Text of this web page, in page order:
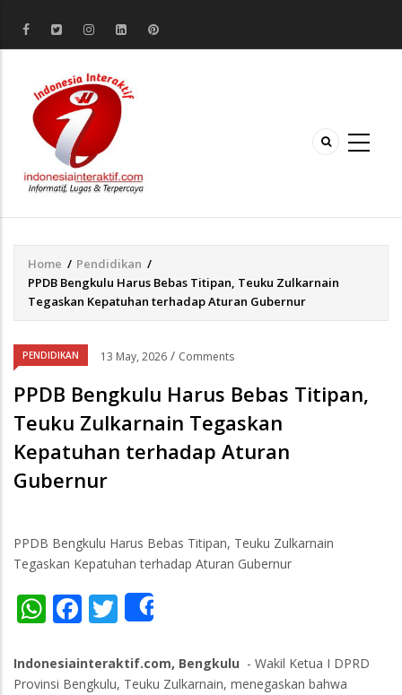
Breadcrumb
Home / Pendidikan /
PPDB Bengkulu Harus Bebas Titipan, Teuku Zulkarnain
Tegaskan Kepatuhan terhadap Aturan Gubernur
PENDIDIKAN 13 May, 2026 / Comments
PPDB Bengkulu Harus Bebas Titipan,
Teuku Zulkarnain Tegaskan
Kepatuhan terhadap Aturan
Gubernur
PPDB Bengkulu Harus Bebas Titipan, Teuku Zulkarnain
Tegaskan Kepatuhan terhadap Aturan Gubernur
WhatsApp
Facebook
Twitter
Indonesiainteraktif.com, Bengkulu - Wakil Ketua I DPRD
Provinsi Bengkulu, Teuku Zulkarnain, menegaskan bahwa